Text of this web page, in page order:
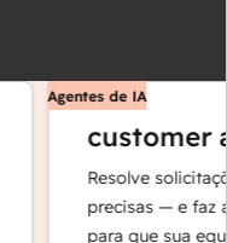
Agentes de IA
customer
Resolve
precisas — e faz a
para que sua